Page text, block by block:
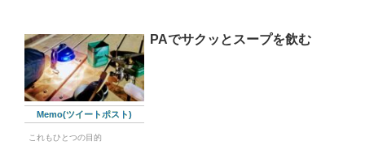
Memo(ツイートポスト)
PAでサクッとスープを飲む
これもひとつの目的